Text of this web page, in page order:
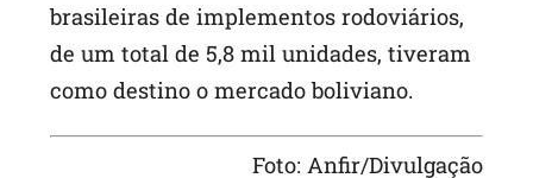
brasileiras de implementos rodoviários,
de um total de 5,8 mil unidades, tiveram
como destino o mercado boliviano.
Foto: Anfir/Divulgação